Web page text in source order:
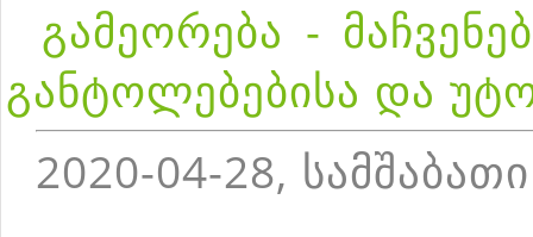
გამეორება -
განტოლებებისა და
2020-04-28, სამშაბათი